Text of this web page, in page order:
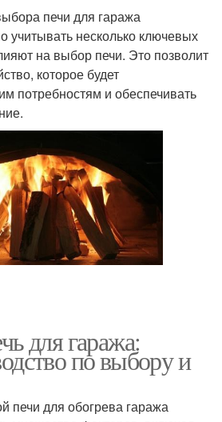
печи для гаража
учитывать несколько ключевых
на выбор печи. Это позволит
которое будет
потребностям и обеспечивать
для гаража:
по выбору и
печи для обогрева гаража